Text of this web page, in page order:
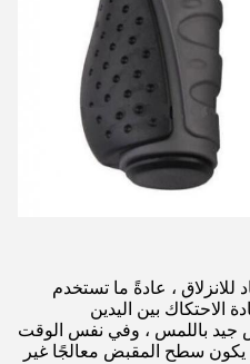
للانزلاق ، عادةً ما تستخدم
الاحتكاك بين اليدين
باللمس ، وفي نفس الوقت
يكون سطح المقبض معالجًا غير